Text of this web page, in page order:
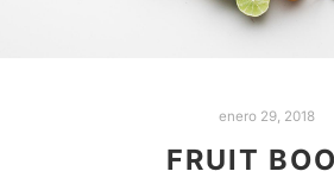
enero 29, 2018
FRUIT